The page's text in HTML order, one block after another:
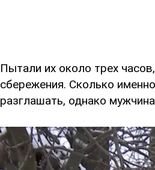
Пытали их около трех
сбережения. Сколько
разглашать, однако